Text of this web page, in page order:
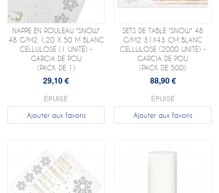
NAPPE EN ROULEAU "SNOW"
48 G/M2 1,20 X 50 M BLANC
CELLULOSE (1 UNITÉ) -
GARCIA DE POU
(PACK DE 1)
29,10 €
ÉPUISÉ
Ajouter aux favoris
SETS DE TABLE "SNOW" 48
G/M2 31X43 CM BLANC
CELLULOSE (2000 UNITÉ) -
GARCIA DE POU
(PACK DE 500)
88,90 €
ÉPUISÉ
Ajouter aux favoris